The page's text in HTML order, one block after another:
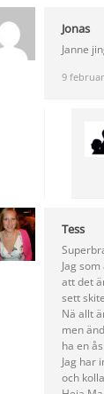
Jonas
9
Janne
Tess
Jag
att det
sett
Nä allt
men
ha en
Jag har
och